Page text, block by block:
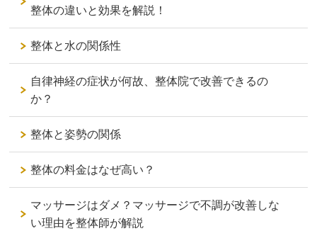
整体の違いと効果を解説！
整体と水の関係性
自律神経の症状が何故、整体院で改善できるの
か？
整体と姿勢の関係
整体の料金はなぜ高い？
マッサージはダメ？マッサージで不調が改善しな
い理由を整体師が解説